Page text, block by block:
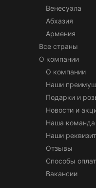
Венесуэла
Абхазия
Армения
Все страны
О компании
О компании
Наши
Подарки и
Новости и
Наша команда
Наши
Отзывы
Способы
Вакансии